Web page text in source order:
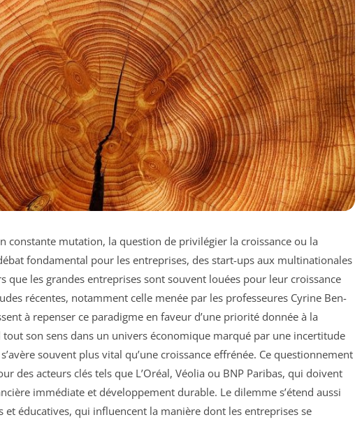
constante mutation, la question de privilégier la croissance ou la
fondamental pour les entreprises, des start-ups aux multinationales
que les grandes entreprises sont souvent louées pour leur croissance
récentes, notamment celle menée par les professeures Cyrine Ben-
à repenser ce paradigme en faveur d’une priorité donnée à la
son sens dans un univers économique marqué par une incertitude
souvent plus vital qu’une croissance effrénée. Ce questionnement
des acteurs clés tels que L’Oréal, Véolia ou BNP Paribas, qui doivent
immédiate et développement durable. Le dilemme s’étend aussi
et éducatives, qui influencent la manière dont les entreprises se